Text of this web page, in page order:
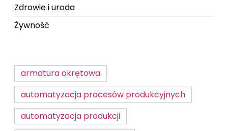
Zdrowie i uroda
Żywność
armatura okrętowa
automatyzacja procesów produkcyjnych
automatyzacja produkcji